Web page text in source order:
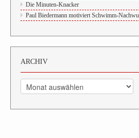
Die Minuten-Knacker
Paul Biedermann motiviert Schwimm-
ARCHIV
Archiv